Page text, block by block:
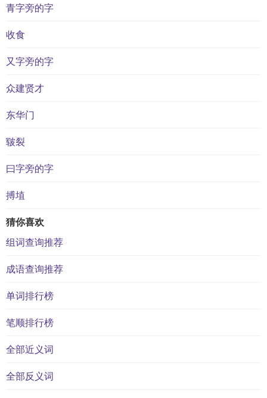
青字旁的字
收食
又字旁的字
众建贤才
东华门
皲裂
曰字旁的字
搏埴
猜你喜欢
组词查询推荐
成语查询推荐
单词排行榜
笔顺排行榜
全部近义词
全部反义词